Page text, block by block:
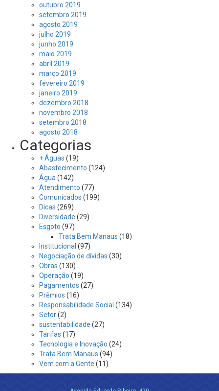
outubro 2019
setembro 2019
agosto 2019
julho 2019
junho 2019
maio 2019
abril 2019
março 2019
fevereiro 2019
janeiro 2019
dezembro 2018
novembro 2018
setembro 2018
agosto 2018
Categorias
+ Águas (19)
Abastecimento (124)
Água (142)
Atendimento (77)
Comunicados (199)
Dicas (269)
Diversidade (29)
Esgoto (97)
Trata Bem Manaus (18)
Institucional (97)
Negociação de dívidas (30)
Obras (130)
Operação (19)
Pagamentos (27)
Prêmios (16)
Responsabilidade Social (134)
Setor(2)
sustentabilidade (27)
Tarifas (17)
Tecnologia e Inovação (24)
Trata Bem Manaus (94)
Vem com a Gente (11)